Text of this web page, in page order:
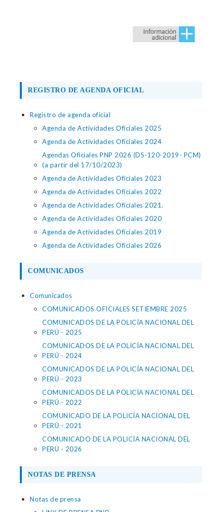
REGISTRO DE AGENDA OFICIAL
Registro de agenda oficial
Agenda de Actividades Oficiales 2025
Agenda de Actividades Oficiales 2024
Agendas Oficiales PNP 2026 (DS-120-2019- PCM)
(a partir del 17/10/2023)
Agenda de Actividades Oficiales 2023
Agenda de Actividades Oficiales 2022
Agenda de Actividades Oficiales 2021.
Agenda de Actividades Oficiales 2020
Agenda de Actividades Oficiales 2019
Agenda de Actividades Oficiales 2026
COMUNICADOS
Comunicados
COMUNICADOS OFICIALES SETIEMBRE 2025
COMUNICADOS DE LA POLICÍA NACIONAL DEL
PERÚ - 2025
COMUNICADOS DE LA POLICÍA NACIONAL DEL
PERÚ - 2024
COMUNICADOS DE LA POLICÍA NACIONAL DEL
PERÚ - 2023
COMUNICADOS DE LA POLICÍA NACIONAL DEL
PERÚ - 2022
COMUNICADO DE LA POLICÍA NACIONAL DEL
PERÚ - 2021
COMUNICADO DE LA POLICÍA NACIONAL DEL
PERÚ - 2026
NOTAS DE PRENSA
Notas de prensa